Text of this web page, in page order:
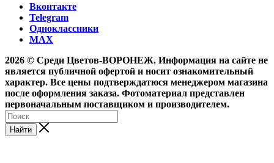
Вконтакте
Telegram
Одноклассники
MAX
2026 © Среди Цветов-ВОРОНЕЖ. Информация на сайте не
является публичной офертой и носит ознакомительный
характер. Все цены подтверждатюся менеджером магазина
после оформления заказа. Фотоматериал представлен
первоначальным поставщиком и производителем.
Найти